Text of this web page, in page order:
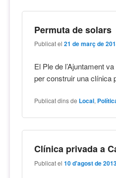
Permuta de solars
Publicat el21 de març de
El Ple de l’Ajuntament
per construir una clínica
Publicat dins de Local,
Clínica privada a
Publicat el10 d'agost de